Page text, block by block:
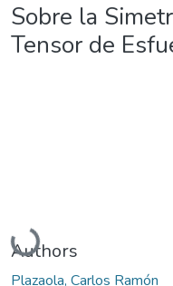
Sobre la
Tensor de
Cargando...
Authors
Plazaola, Carlos Ramón